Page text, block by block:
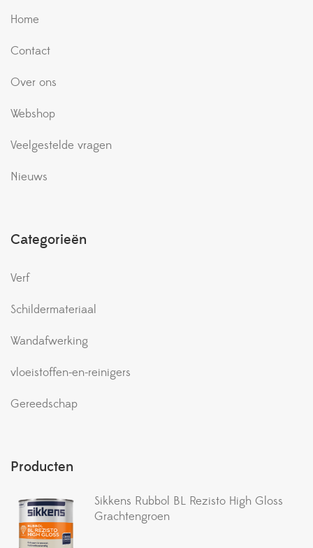
Home
Contact
Over ons
Webshop
Veelgestelde vragen
Nieuws
Categorieën
Verf
Schildermateriaal
Wandafwerking
vloeistoffen-en-reinigers
Gereedschap
Producten
Sikkens Rubbol BL Rezisto High Gloss
Grachtengroen